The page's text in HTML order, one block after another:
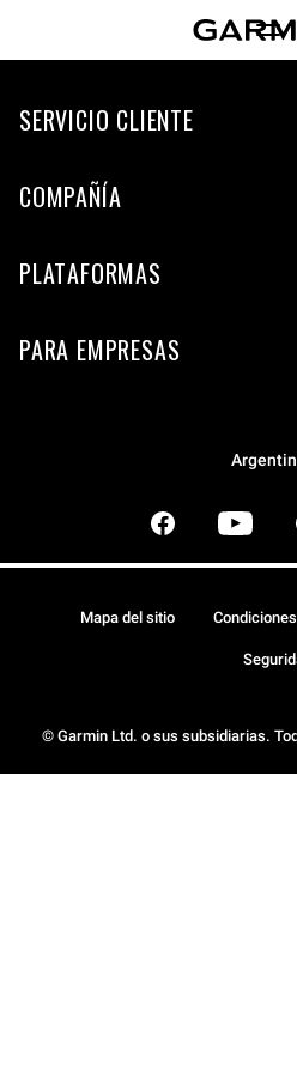
SERVICIO CLIENTE
COMPAÑÍA
PLATAFORMAS
PARA EMPRESAS
© Garmin Ltd. o sus subsidiarias.
Mapa del sitio